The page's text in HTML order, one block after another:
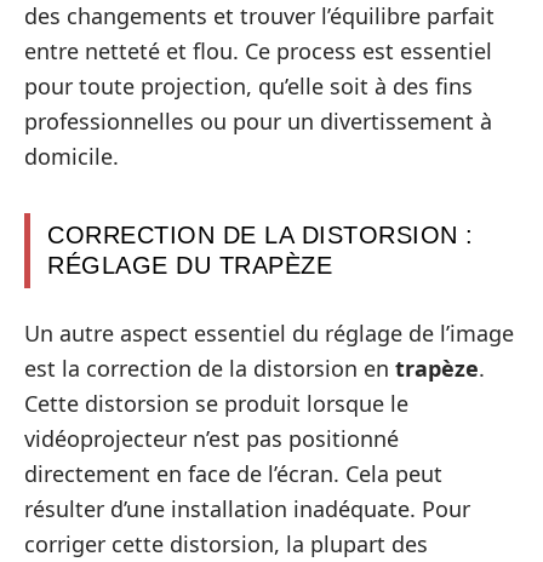
des changements et trouver l’équilibre parfait
entre netteté et flou. Ce process est essentiel
pour toute projection, qu’elle soit à des fins
professionnelles ou pour un divertissement à
domicile.
CORRECTION DE LA DISTORSION :
RÉGLAGE DU TRAPÈZE
Un autre aspect essentiel du réglage de l’image
est la correction de la distorsion en trapèze.
Cette distorsion se produit lorsque le
vidéoprojecteur n’est pas positionné
directement en face de l’écran. Cela peut
résulter d’une installation inadéquate. Pour
corriger cette distorsion, la plupart des